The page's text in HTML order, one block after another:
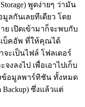
พูดง่ายๆ ว่ามัน
มูลกันเลยทีเดียว โดย
เปิดเข้ามาก็จะพบกับ
บ็คอัพ ที่ให้คุณได้
ะเป็นไฟล์ โฟลเดอร์
งลงไป เพื่อเอาไปเก็บ
งข้อมูลพาร์ทิชัน ทั้งหมด
ซึ่งแล้วแต่